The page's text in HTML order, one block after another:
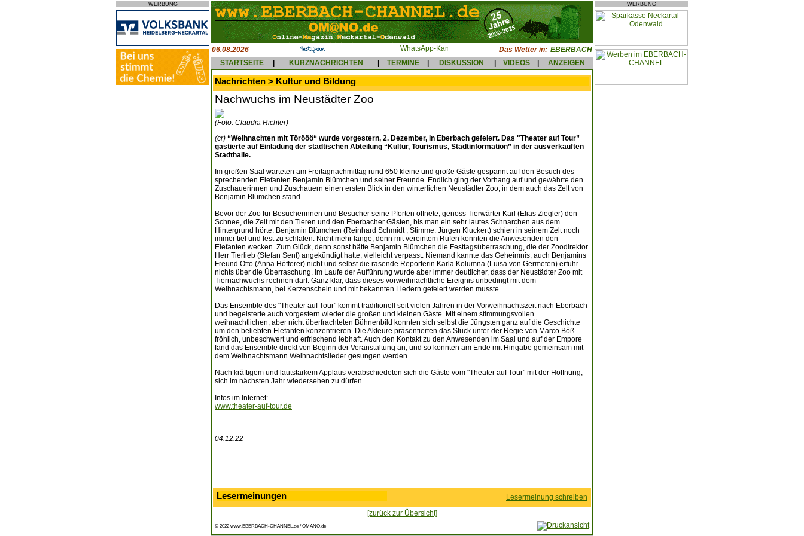
WERBUNG
06.08.2026 Das Wetter in: EBERBACH
STARTSEITE
KURZNACHRICHTEN TERMINE DISKUSSION VIDEOS ANZEIGEN
Nachrichten > Kultur und Bildung
Nachwuchs im Neustädter Zoo
(Foto: Claudia Richter)
(cr) “Weihnachten mit Törööö“ wurde vorgestern, 2. Dezember, in Eberbach gefeiert. Das "Theater auf Tour”
gastierte auf Einladung der städtischen Abteilung “Kultur, Tourismus, Stadtinformation” in der ausverkauften
Stadthalle.
Im großen Saal warteten am Freitagnachmittag rund 650 kleine und große Gäste gespannt auf den Besuch des
sprechenden Elefanten Benjamin Blümchen und seiner Freunde. Endlich ging der Vorhang auf und gewährte den
Zuschauerinnen und Zuschauern einen ersten Blick in den winterlichen Neustädter Zoo, in dem auch das Zelt von
Benjamin Blümchen stand.
Bevor der Zoo für Besucherinnen und Besucher seine Pforten öffnete, genoss Tierwärter Karl (Elias Ziegler) den
Schnee, die Zeit mit den Tieren und den Eberbacher Gästen, bis man ein sehr lautes Schnarchen aus dem
Hintergrund hörte. Benjamin Blümchen (Reinhard Schmidt , Stimme: Jürgen Kluckert) schien in seinem Zelt noch
immer tief und fest zu schlafen. Nicht mehr lange, denn mit vereintem Rufen konnten die Anwesenden den
Elefanten wecken. Zum Glück, denn sonst hätte Benjamin Blümchen die Festtagsüberraschung, die der Zoodirektor
Herr Tierlieb (Stefan Senf) angekündigt hatte, vielleicht verpasst. Niemand kannte das Geheimnis, auch Benjamins
Freund Otto (Anna Höfferer) nicht und selbst die rasende Reporterin Karla Kolumna (Luisa von Germeten) erfuhr
nichts über die Überraschung. Im Laufe der Aufführung wurde aber immer deutlicher, dass der Neustädter Zoo mit
Tiernachwuchs rechnen darf. Ganz klar, dass dieses vorweihnachtliche Ereignis unbedingt mit dem
Weihnachtsmann, bei Kerzenschein und mit bekannten Liedern gefeiert werden musste.
Das Ensemble des "Theater auf Tour” kommt traditionell seit vielen Jahren in der Vorweihnachtszeit nach Eberbach
und begeisterte auch vorgestern wieder die großen und kleinen Gäste. Mit einem stimmungsvollen
weihnachtlichen, aber nicht überfrachteten Bühnenbild konnten sich selbst die Jüngsten ganz auf die Geschichte
um den beliebten Elefanten konzentrieren. Die Akteure präsentierten das Stück unter der Regie von Marco Böß
fröhlich, unbeschwert und erfrischend lebhaft. Auch den Kontakt zu den Anwesenden im Saal und auf der Empore
fand das Ensemble direkt von Beginn der Veranstaltung an, und so konnten am Ende mit Hingabe gemeinsam mit
dem Weihnachtsmann Weihnachtslieder gesungen werden.
Nach kräftigem und lautstarkem Applaus verabschiedeten sich die Gäste vom "Theater auf Tour” mit der Hoffnung,
sich im nächsten Jahr wiedersehen zu dürfen.
Infos im Internet:
www.theater-auf-tour.de
04.12.22
Lesermeinungen
Lesermeinung schreiben
[zurück zur Übersicht]
© 2022 www.EBERBACH-CHANNEL.de / OMANO.de
WERBUNG